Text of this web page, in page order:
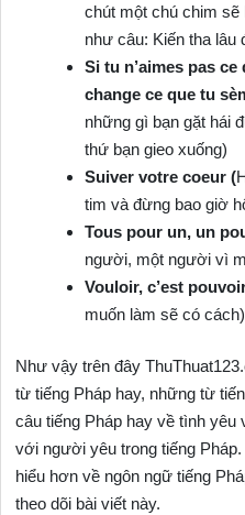
chút một chú chim
như câu: Kiến tha lâu
Si tu n’aimes pas
change ce que tu
những gì bạn gặt hái
thứ bạn gieo xuống)
Suiver votre coeur (
tim và đừng bao giờ
Tous pour un, un
người, một người vì
Vouloir, c’est
muốn làm sẽ có cách)
Như vậy trên đây
từ tiếng Pháp hay, những từ
câu tiếng Pháp hay về tình
với người yêu trong tiếng
hiểu hơn về ngôn ngữ tiếng
theo dõi bài viết này.